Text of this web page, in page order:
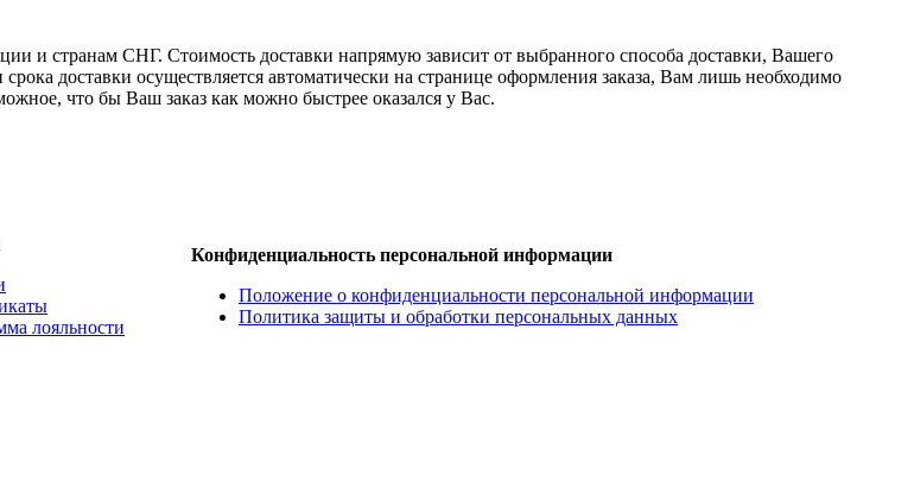
и странам СНГ. Стоимость доставки напрямую зависит от выбранного способа доставки, Вашего
доставки осуществляется автоматически на странице оформления заказа, Вам лишь необходимо
что бы Ваш заказ как можно быстрее оказался у Вас.
лояльности
Конфиденциальность персональной информации
Положение о конфиденциальности персональной информации
Политика защиты и обработки персональных данных